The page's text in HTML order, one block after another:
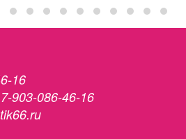
16
903-086-46-16